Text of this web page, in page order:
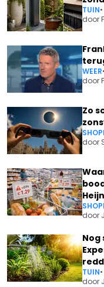
TUIN•
door
WEER•
door
Zo
door
door
Nog
TUIN•
door